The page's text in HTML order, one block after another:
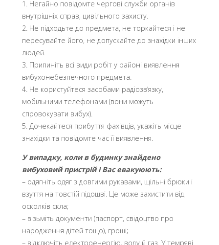
1. Негайно повідомте чергові служби органів
внутрішніх справ, цивільного захисту.
2. Не підходьте до предмета, не торкайтеся і не
пересувайте його, не допускайте до знахідки інших
людей.
3. Припиніть всі види робіт у районі виявлення
вибухонебезпечного предмета.
4. Не користуйтеся засобами радіозв’язку,
мобільними телефонами (вони можуть
спровокувати вибух).
5. Дочекайтеся прибуття фахівців, укажіть місце
знахідки та повідомте час її виявлення.
У випадку, коли в будинку знайдено
вибуховий пристрій і Вас евакуюють:
– одягніть одяг з довгими рукавами, щільні брюки і
взуття на товстій підошві. Це може захистити від
осколків скла;
– візьміть документи (паспорт, свідоцтво про
народження дітей тощо), гроші;
– відключіть електроенергію, воду й газ. У темряві